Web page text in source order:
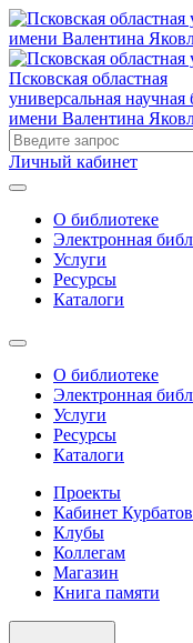
Псковская областная
универсальная научная
имени Валентина
Личный кабинет
О библиотеке
Электронная
Услуги
Ресурсы
Каталоги
О библиотеке
Электронная
Услуги
Ресурсы
Каталоги
Проекты
Кабинет
Клубы
Коллегам
Магазин
Книга памяти